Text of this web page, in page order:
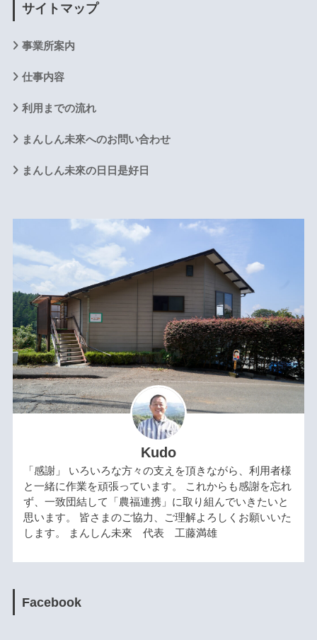
サイトマップ
事業所案内
仕事内容
利用までの流れ
まんしん未來へのお問い合わせ
まんしん未來の日日是好日
Kudo
「感謝」 いろいろな方々の支えを頂きながら、利用者様
と一緒に作業を頑張っています。 これからも感謝を忘れ
ず、一致団結して「農福連携」に取り組んでいきたいと
思います。 皆さまのご協力、ご理解よろしくお願いいた
します。 まんしん未來 代表 工藤満雄
Facebook